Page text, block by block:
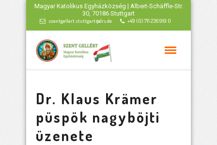
Magyar Katolikus Egyházközség | Albert-Schäffle-Str.
30, 70186 Stuttgart
szentgellert.stuttgart@drs.de +49 (0) 711 236 919 0
Dr. Klaus Krämer
püspök nagyböjti
üzenete